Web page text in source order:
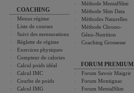
COACHING
Menus régime
Liste de courses
Suivi des mensurations
Réglette de régime
Exercices physiques
Compteur de calories
Calcul poids idéal
Calcul IMC
Courbe de poids
Calcul IMG
Méthode MentalSlim
Méthode Slim Data
Méthodes Naturelles
Méthode Chrono-
Géno-Nutrition
Coaching Grossesse
FORUM PREMIUM
Forum Savoir Maigrir
Forum Montignac
Forum MentalSlim